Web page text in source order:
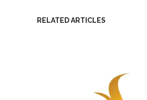
RELATED ARTICLES